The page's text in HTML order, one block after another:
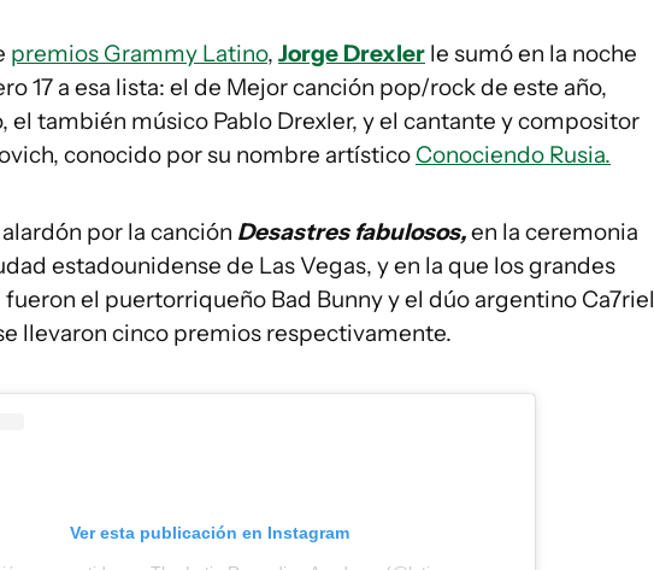
premios Grammy Latino, Jorge Drexler le sumó en la noche
17 a esa lista: el de Mejor canción pop/rock de este año,
el también músico Pablo Drexler, y el cantante y compositor
conocido por su nombre artístico Conociendo Rusia.
por la canción Desastres fabulosos,en la ceremonia
estadounidense de Las Vegas, y en la que los grandes
el puertorriqueño Bad Bunny y el dúo argentino Ca7riel
llevaron cinco premios respectivamente.
Ver esta publicación en Instagram